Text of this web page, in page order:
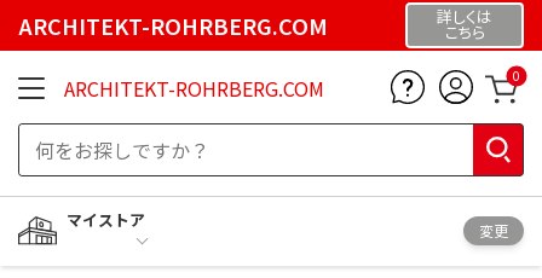
ARCHITEKT-ROHRBERG.COM 詳しくは
こちら
ARCHITEKT-ROHRBERG.COM 0
マイストア
変更